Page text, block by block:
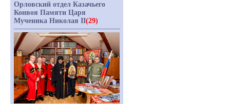
Орловский отдел Казачьего
Конвоя Памяти Царя
Мученика Николая II(29)